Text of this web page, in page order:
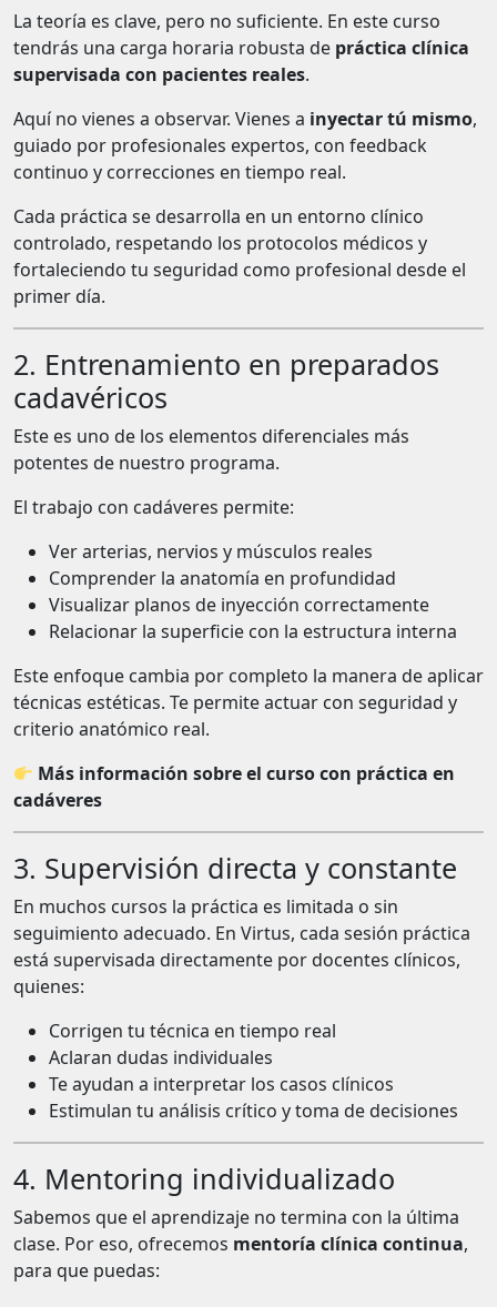
La teoría es clave, pero no suficiente. En este curso
tendrás una carga horaria robusta de práctica clínica
supervisada con pacientes reales.
Aquí no vienes a observar. Vienes a inyectar tú mismo,
guiado por profesionales expertos, con feedback
continuo y correcciones en tiempo real.
Cada práctica se desarrolla en un entorno clínico
controlado, respetando los protocolos médicos y
fortaleciendo tu seguridad como profesional desde el
primer día.
2. Entrenamiento en preparados
cadavéricos
Este es uno de los elementos diferenciales más
potentes de nuestro programa.
El trabajo con cadáveres permite:
Ver arterias, nervios y músculos reales
Comprender la anatomía en profundidad
Visualizar planos de inyección correctamente
Relacionar la superficie con la estructura interna
Este enfoque cambia por completo la manera de aplicar
técnicas estéticas. Te permite actuar con seguridad y
criterio anatómico real.
Más información sobre el curso con práctica en
cadáveres
3. Supervisión directa y constante
En muchos cursos la práctica es limitada o sin
seguimiento adecuado. En Virtus, cada sesión práctica
está supervisada directamente por docentes clínicos,
quienes:
Corrigen tu técnica en tiempo real
Aclaran dudas individuales
Te ayudan a interpretar los casos clínicos
Estimulan tu análisis crítico y toma de decisiones
4. Mentoring individualizado
Sabemos que el aprendizaje no termina con la última
clase. Por eso, ofrecemos mentoría clínica continua,
para que puedas: